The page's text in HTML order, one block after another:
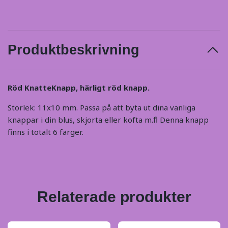
Produktbeskrivning
Röd KnatteKnapp, härligt röd knapp.
Storlek: 11x10 mm. Passa på att byta ut dina vanliga
knappar i din blus, skjorta eller kofta m.fl Denna knapp
finns i totalt 6 färger.
Relaterade produkter